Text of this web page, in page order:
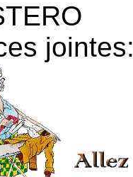
jointes: